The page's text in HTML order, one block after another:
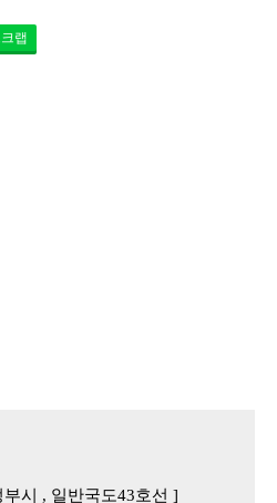
랩
시 , 일반국도43호선 ]